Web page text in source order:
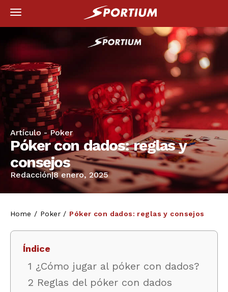
Artículo -Poker
Póker con dados: reglas y
consejos
Redacción|8 enero, 2025
Home / Poker / Póker con dados: reglas y consejos
Índice
1 ¿Cómo jugar al póker con dados?
2 Reglas del póker con dados